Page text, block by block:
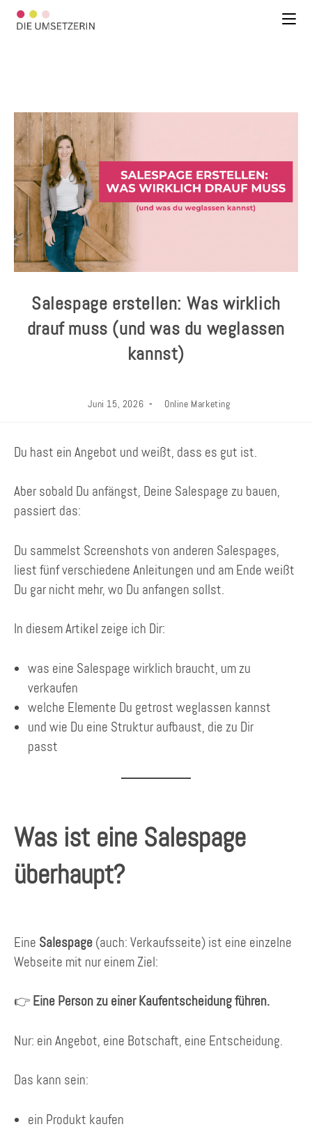
Salespage erstellen: Was wirklich
drauf muss (und was du weglassen
kannst)
Juni 15, 2026 Online Marketing
Du hast ein Angebot und weißt, dass es gut ist.
Aber sobald Du anfängst, Deine Salespage zu bauen,
passiert das:
Du sammelst Screenshots von anderen Salespages,
liest fünf verschiedene Anleitungen und am Ende weißt
Du gar nicht mehr, wo Du anfangen sollst.
In diesem Artikel zeige ich Dir:
was eine Salespage wirklich braucht, um zu
verkaufen
welche Elemente Du getrost weglassen kannst
und wie Du eine Struktur aufbaust, die zu Dir
passt
Was ist eine Salespage
überhaupt?
Eine Salespage (auch: Verkaufsseite) ist eine einzelne
Webseite mit nur einem Ziel:
👉 Eine Person zu einer Kaufentscheidung führen.
Nur: ein Angebot, eine Botschaft, eine Entscheidung.
Das kann sein:
ein Produkt kaufen